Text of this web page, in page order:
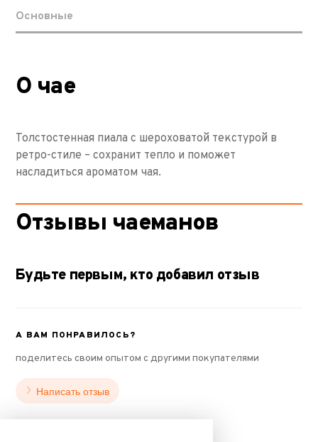
Основные
О чае
Толстостенная пиала с шероховатой текстурой в
ретро-стиле – сохранит тепло и поможет
насладиться ароматом чая.
Отзывы чаеманов
Будьте первым, кто добавил отзыв
А ВАМ ПОНРАВИЛОСЬ?
поделитесь своим опытом с другими покупателями
Написать отзыв